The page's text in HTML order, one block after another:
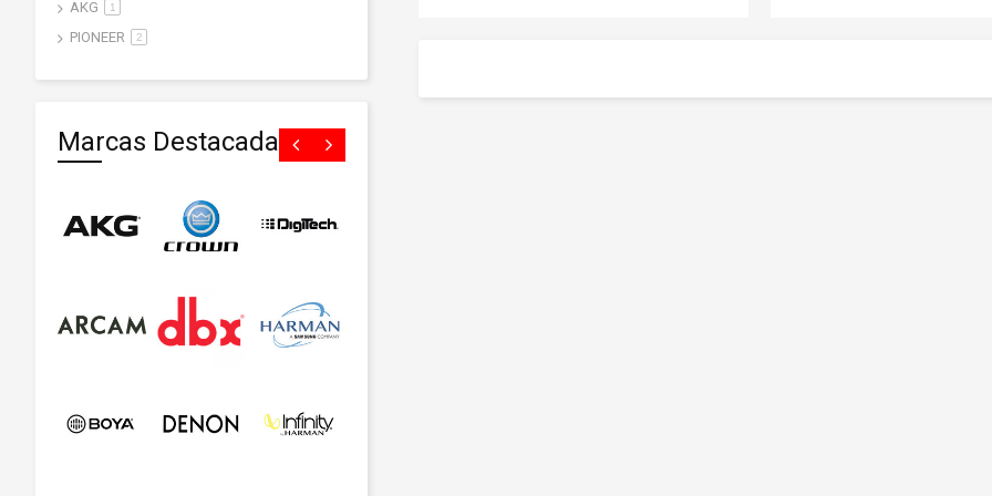
AKG 1
PIONEER 2artículo
Marcas Destacadas